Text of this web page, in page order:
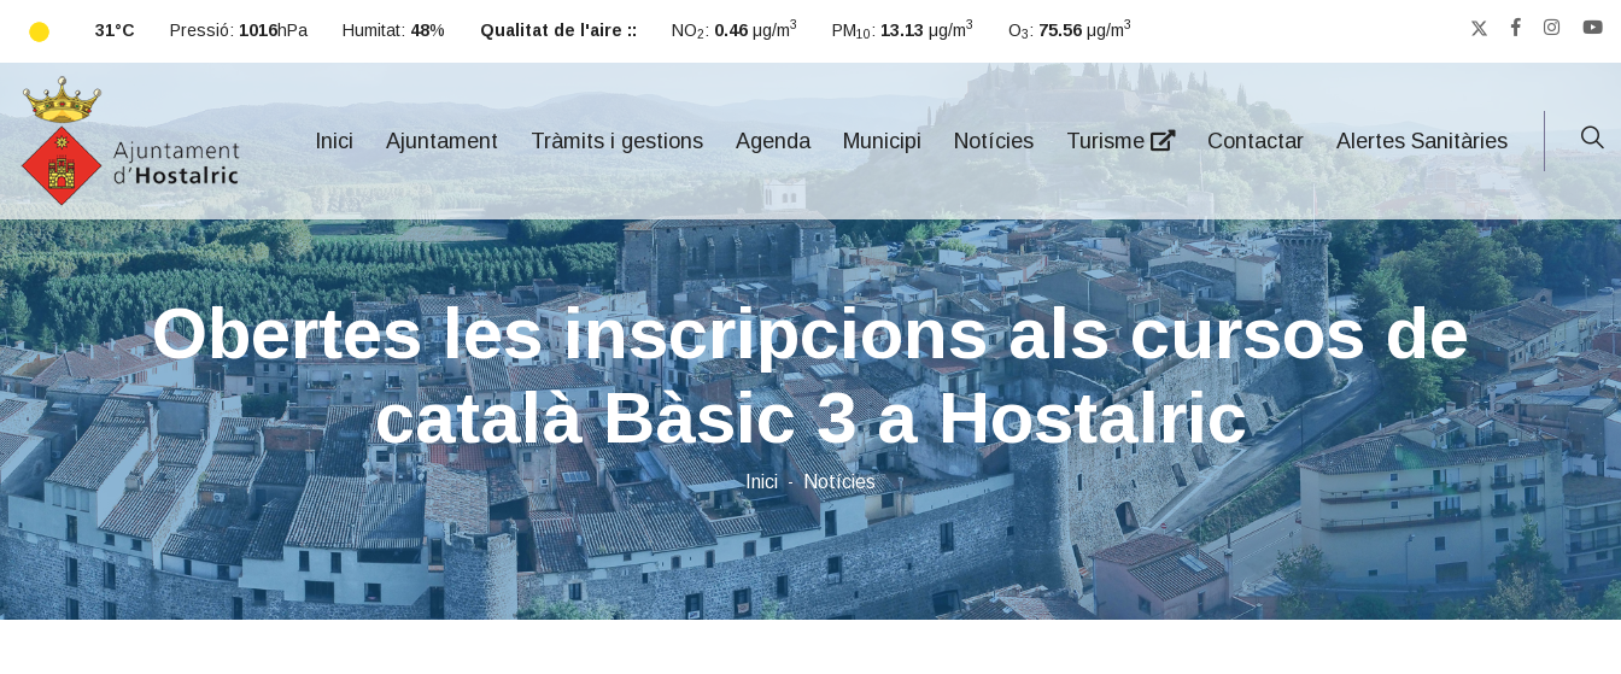
31°C Pressió: 1016hPa Humitat: 48% Qualitat de l'aire :: NO2: 0.46 μg/m3 PM10: 13.13 μg/m3 O3: 75.56 μg/m3
Inici Ajuntament Tràmits i gestions Agenda Municipi Notícies Turisme Contactar Alertes Sanitàries
Obertes les inscripcions als cursos de
català Bàsic 3 a Hostalric
Inici Notícies